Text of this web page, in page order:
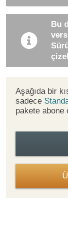
Bu
Aşağıda bir
sadece
pakete abone